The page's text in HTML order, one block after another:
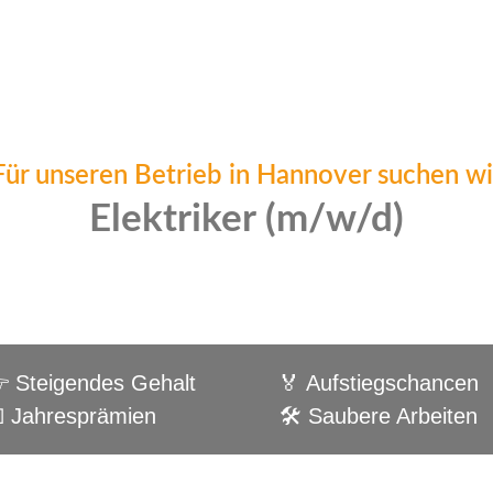
unseren Betrieb in Hannover suchen
Elektriker (m/w/d)
Steigendes Gehalt
Jahresprämien
🏅 Aufstiegschancen
🛠️ Saubere Arbeiten